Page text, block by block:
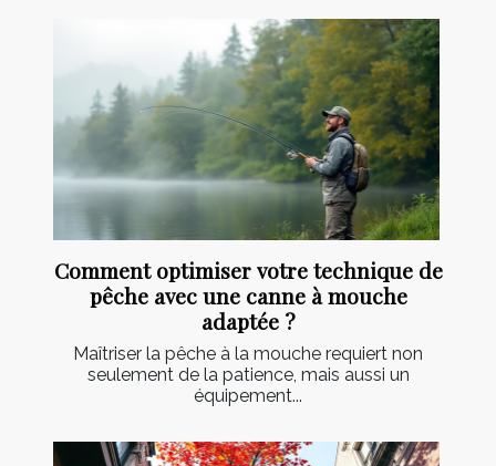
Comment optimiser votre technique de
pêche avec une canne à mouche
adaptée ?
Maîtriser la pêche à la mouche requiert non
seulement de la patience, mais aussi un
équipement...